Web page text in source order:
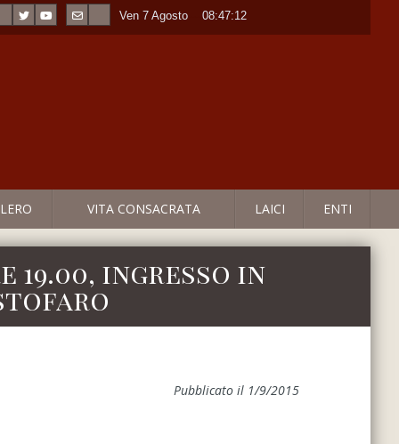
Ven 7 Agosto ----08:47:12
VITA CONSACRATA LAICI ENTI
19.00, ingresso in
Pubblicato il 1/9/2015